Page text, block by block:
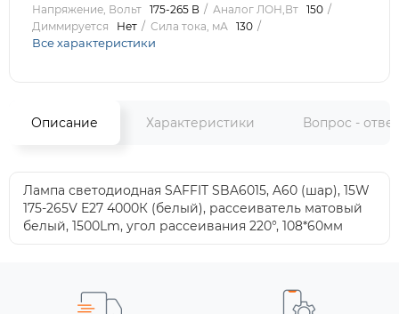
Напряжение, Вольт 175-265 В Аналог ЛОН,Вт 150
Диммируется
Нет Сила тока, мА 130
Все характеристики
Описание Характеристики Вопрос -
Лампа светодиодная SAFFIT SBA6015, A60 (шар), 15W
175-265V E27 4000К (белый), рассеиватель матовый
белый, 1500Lm, угол рассеивания 220°, 108*60мм